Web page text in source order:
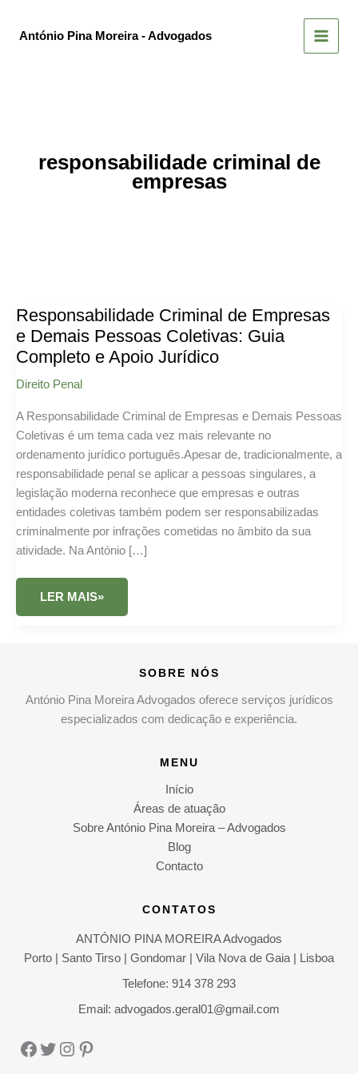
António Pina Moreira - Advogados
responsabilidade criminal de
empresas
Responsabilidade Criminal de Empresas
e Demais Pessoas Coletivas: Guia
Completo e Apoio Jurídico
Direito Penal
A Responsabilidade Criminal de Empresas e Demais Pessoas
Coletivas é um tema cada vez mais relevante no
ordenamento jurídico português.Apesar de, tradicionalmente, a
responsabilidade penal se aplicar a pessoas singulares, a
legislação moderna reconhece que empresas e outras
entidades coletivas também podem ser responsabilizadas
criminalmente por infrações cometidas no âmbito da sua
atividade. Na António […]
RESPONSABILIDADE
DE
COMPLETO
E
APOIO
LER MAIS»
SOBRE NÓS
António Pina Moreira Advogados oferece serviços jurídicos
especializados com dedicação e experiência.
MENU
Início
Áreas de atuação
Sobre António Pina Moreira – Advogados
Blog
Contacto
CONTATOS
ANTÓNIO PINA MOREIRA Advogados
Porto | Santo Tirso | Gondomar | Vila Nova de Gaia | Lisboa
Telefone: 914 378 293
Email: advogados.geral01@gmail.com
Facebook
Twitter
Instagram
Pinterest